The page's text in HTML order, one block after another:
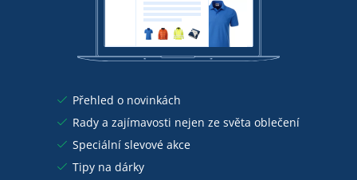
Přehled o novinkách
Rady a zajímavosti nejen ze světa oblečení
Speciální slevové akce
Tipy na dárky